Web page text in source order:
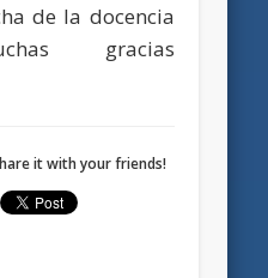
de la docencia
gracias
it with your friends!